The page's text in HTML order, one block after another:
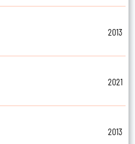
2013
2021
2013